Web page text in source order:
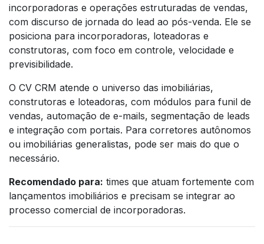
incorporadoras e operações estruturadas de vendas,
com discurso de jornada do lead ao pós-venda. Ele se
posiciona para incorporadoras, loteadoras e
construtoras, com foco em controle, velocidade e
previsibilidade.
O CV CRM atende o universo das imobiliárias,
construtoras e loteadoras, com módulos para funil de
vendas, automação de e-mails, segmentação de leads
e integração com portais. Para corretores autônomos
ou imobiliárias generalistas, pode ser mais do que o
necessário.
Recomendado para: times que atuam fortemente com
lançamentos imobiliários e precisam se integrar ao
processo comercial de incorporadoras.